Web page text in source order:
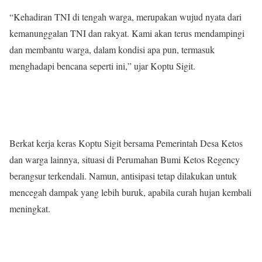
“Kehadiran TNI di tengah warga, merupakan wujud nyata dari
kemanunggalan TNI dan rakyat. Kami akan terus mendampingi
dan membantu warga, dalam kondisi apa pun, termasuk
menghadapi bencana seperti ini,” ujar Koptu Sigit.
Berkat kerja keras Koptu Sigit bersama Pemerintah Desa Ketos
dan warga lainnya, situasi di Perumahan Bumi Ketos Regency
berangsur terkendali. Namun, antisipasi tetap dilakukan untuk
mencegah dampak yang lebih buruk, apabila curah hujan kembali
meningkat.